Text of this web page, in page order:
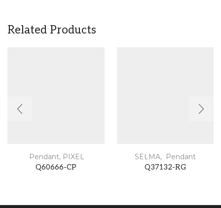
Related Products
Pendant, PIXEL
Q60666-CP
SELMA, Pendant
Q37132-RG